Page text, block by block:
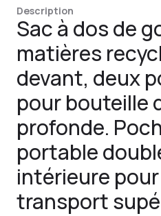
Description
Sac à dos de
matières
devant, deux
pour bouteille
profonde.
portable
intérieure
transport